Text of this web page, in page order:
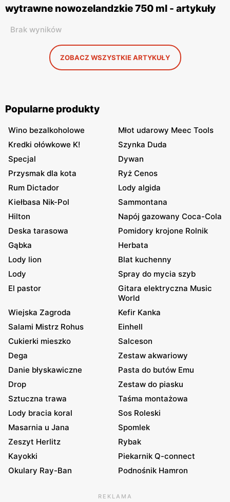
wytrawne nowozelandzkie 750 ml - artykuły
Brak wyników
ZOBACZ WSZYSTKIE ARTYKUŁY
Popularne produkty
Wino bezalkoholowe
Młot udarowy Meec Tools
Kredki ołówkowe K!
Szynka Duda
Specjal
Dywan
Przysmak dla kota
Ryż Cenos
Rum Dictador
Lody algida
Kiełbasa Nik-Pol
Sammontana
Hilton
Napój gazowany Coca-Cola
Deska tarasowa
Pomidory krojone Rolnik
Gąbka
Herbata
Lody lion
Blat kuchenny
Lody
Spray do mycia szyb
El pastor
Gitara elektryczna Music
World
Wiejska Zagroda
Kefir Kanka
Salami Mistrz Rohus
Einhell
Cukierki mieszko
Salceson
Dega
Zestaw akwariowy
Danie błyskawiczne
Pasta do butów Emu
Drop
Zestaw do piasku
Sztuczna trawa
Taśma montażowa
Lody bracia koral
Sos Roleski
Masarnia u Jana
Spomlek
Zeszyt Herlitz
Rybak
Kayokki
Piekarnik Q-connect
Okulary Ray-Ban
Podnośnik Hamron
REKLAMA